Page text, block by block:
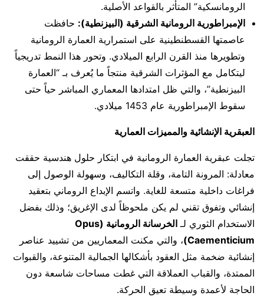
الرومانسكية” المتأثر بالقواعد الأصلية.
الإمبراطورية الرومانية الشرقية (البيزنطية): حافظت
عاصمتها القسطنطينية على استمرارية العمارة الرومانية
وتطويرها منذ القرن الرابع الميلادي. وتحور هذا النمط تدريجياً
ليتكامل مع المؤثرات الشرقية منتجاً ما يُعرف بـ “العمارة
البيزنطية”، والتي ظل امتدادها المعماري المباشر حياً حتى
سقوط الإمبراطورية عام 1453 ميلادي.
العبقرية الإنشائية والمميزات العمارية
تجلت عبقرية العمارة الرومانية في ابتكار حلول هندسية حققت
معادلة: المرونة التامة، وقلة التكاليف، وسهولة الوصول إلى
فراغات داخلية متسعة للغاية. واتسم الإبداع الروماني بتعقيد
إنشائي وتفوق تقني لم يكن ملحوظاً لدى الإغريق؛ وذلك بفضل
الاستخدام الثوري لـ
الخرسانة الرومانية (Opus
Caementicium) ، والتي مكنت المعماريين من تشييد عناصر
إنشائية ضخمة مثل العقود بأشكالها الجمالية المتنوعة، والقبوات
الممتدة، والقباب العملاقة التي غطت مساحات شاسعة دون
الحاجة لأعمدة وسيطة تعيق الحركة.